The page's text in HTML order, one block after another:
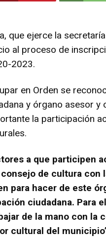
que ejerce la
al proceso de
2023.
en Orden se
y órgano asesor y
la participación
a que participen
de cultura con
para hacer de este
ciudadana. Para
de la mano con la
cultural del